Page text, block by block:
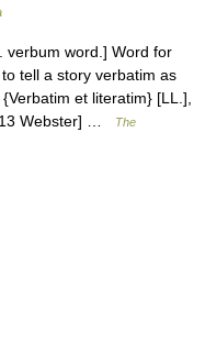
verbum word.] Word for
tell a story verbatim as
et literatim} [LL.],
Webster] …
The